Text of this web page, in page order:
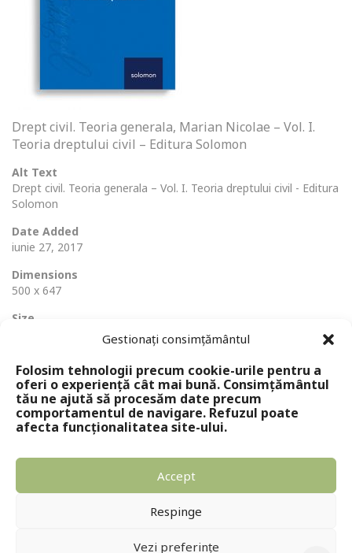
Gestionați consimțământul
Folosim tehnologii precum cookie-urile pentru a
oferi o experiență cât mai bună. Consimțământul
tău ne ajută să procesăm date precum
comportamentul de navigare. Refuzul poate
afecta funcționalitatea site-ului.
Accept
Respinge
Vezi preferințe
Drept civil. Teoria generala, Marian Nicolae – Vol. I.
Teoria dreptului civil – Editura Solomon
Alt Text
Drept civil. Teoria generala – Vol. I. Teoria dreptului civil - Editura
Solomon
Date Added
iunie 27, 2017
Dimensions
500 x 647
Size